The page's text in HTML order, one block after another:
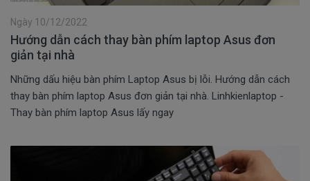
Hướng dẫn cách thay bàn phím laptop Asus đơn
giản tại nhà
Ngày 10/12/2022
Những dấu hiệu bàn phím Laptop Asus bị lỗi. Hướng dẫn cách
thay bàn phím laptop Asus đơn giản tại nhà. Linhkienlaptop -
Thay bàn phím laptop Asus lấy ngay